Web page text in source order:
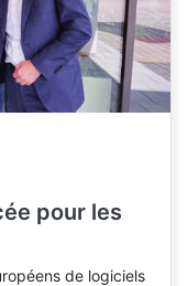
pour les
de logiciels